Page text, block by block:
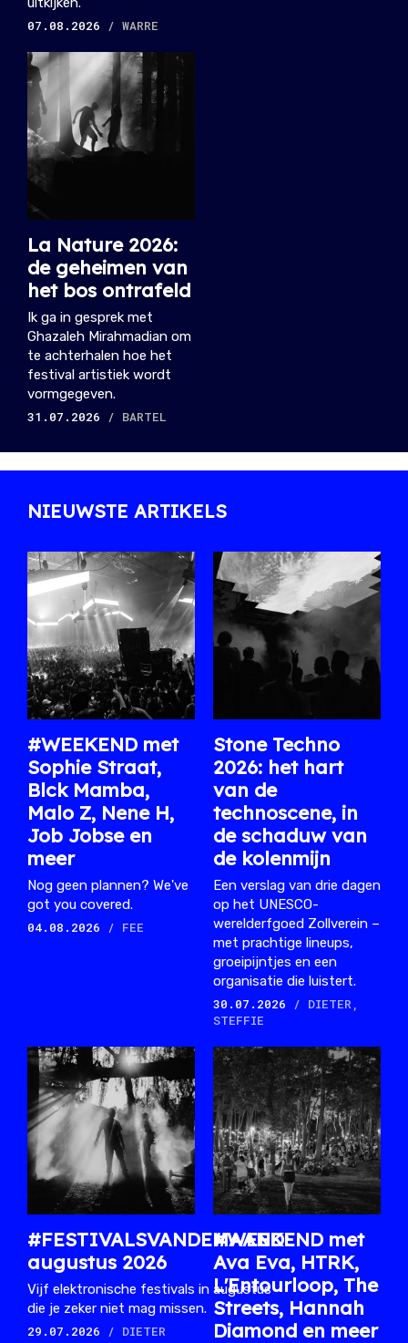
07.08.2026
/ WARRE
La Nature 2026:
de geheimen van
het bos ontrafeld
Ik ga in gesprek met
Ghazaleh Mirahmadian om
te achterhalen hoe het
festival artistiek wordt
vormgegeven.
31.07.2026
/ BARTEL
NIEUWSTE ARTIKELS
#WEEKEND met
Sophie Straat,
Blck Mamba,
Malo Z, Nene H,
Job Jobse en
meer
Nog geen plannen? We've
got you covered.
04.08.2026
/ FEE
Stone Techno
2026: het hart
van de
technoscene, in
de schaduw van
de kolenmijn
Een verslag van drie dagen
op het UNESCO-
werelderfgoed Zollverein –
met prachtige lineups,
groeipijntjes en een
organisatie die luistert.
30.07.2026
/ DIETER,
STEFFIE
#FESTIVALSVANDEMAAND:
augustus 2026
Vijf elektronische festivals in augustus
die je zeker niet mag missen.
29.07.2026
/ DIETER
#WEEKEND met
Ava Eva, HTRK,
L'Entourloop, The
Streets, Hannah
Diamond en meer